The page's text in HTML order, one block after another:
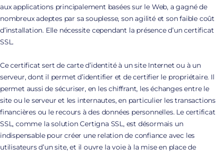
aux applications principalement basées sur le Web, a gagné de
nombreux adeptes par sa souplesse, son agilité et son faible coût
d’installation. Elle nécessite cependant la présence d’un certificat
SSL.
Ce certificat sert de carte d’identité à un site Internet ou à un
serveur, dont il permet d’identifier et de certifier le propriétaire. Il
permet aussi de sécuriser, en les chiffrant, les échanges entre le
site ou le serveur et les internautes, en particulier les transactions
financières ou le recours à des données personnelles. Le certificat
SSL, comme la solution Certigna SSL, est désormais un
indispensable pour créer une relation de confiance avec les
utilisateurs d’un site, et il ouvre la voie à la mise en place de